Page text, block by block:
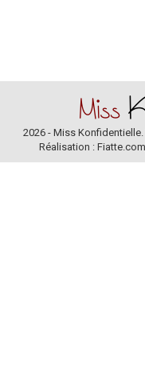
2026 - Miss
Réalisation : Fiatte.com